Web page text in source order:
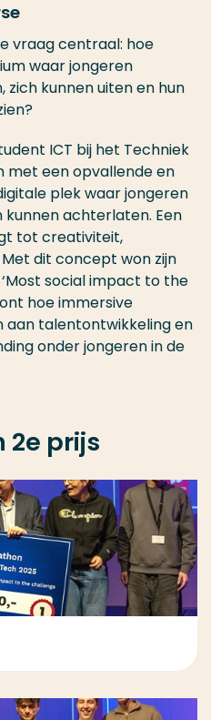
vraag centraal: hoe
waar jongeren
zich kunnen uiten en hun
ICT bij het Techniek
met een opvallende en
plek waar jongeren
kunnen achterlaten. Een
tot creativiteit,
dit concept won zijn
social impact to the
hoe immersive
aan talentontwikkeling en
onder jongeren in de
2e prijs